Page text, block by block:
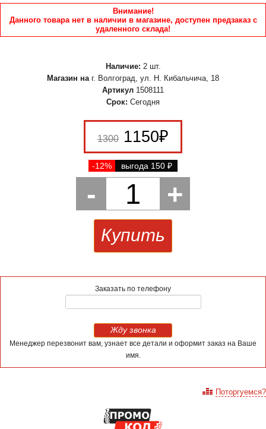
Внимание!
Данного товара нет в наличии в магазине, доступен предзаказ с
удаленного склада!
Наличие: 2 шт.
Магазин на г. Волгоград, ул. Н. Кибальчича, 18
Артикул 1508111
Срок: Сегодня
1300 1150₽
-12% выгода 150 ₽
- 1 +
Купить
Заказать по телефону
Жду звонка
Менеджер перезвонит вам, узнает все детали и оформит заказ на Ваше
имя.
Поторгуемся?